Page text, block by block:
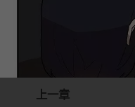
上一章